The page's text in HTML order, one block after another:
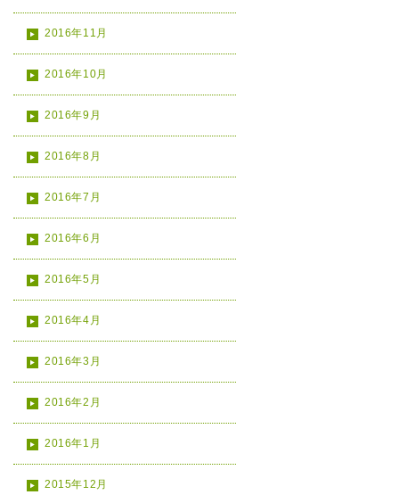
2016年11月
2016年10月
2016年9月
2016年8月
2016年7月
2016年6月
2016年5月
2016年4月
2016年3月
2016年2月
2016年1月
2015年12月